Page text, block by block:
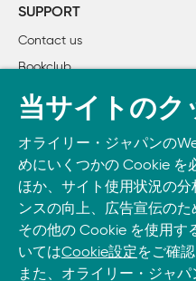
20章　絡まりを解きほぐ
21章　先に整頓、あと
第III部　理論
22章　要素を役立つよ
    23章　構造と振る舞い
24章　経済性：時間価
25章　明日の1 ドルより
    26章　オプション
27章　オプションvs キ
    28章　可逆的な構造変更
SUPPORT
Contact us
Bookclub
書籍注文
Take O’Reilly with you and
phone
and tablet.
当サイトのク
オライリー・ジャパンの
めにいくつかの Cookie を
ほか、サイト使用状況の
ンスの向上、広告宣伝のた
その他の Cookie を使用す
いてはCookie設定をご確
また、オライリー・ジャ